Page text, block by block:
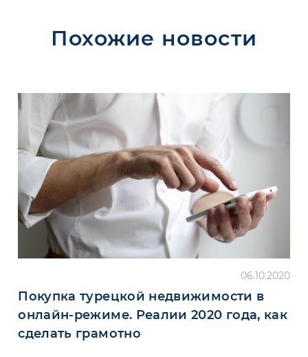
Похожие новости
06.10.2020
Покупка турецкой недвижимости в
онлайн-режиме. Реалии 2020 года, как
сделать грамотно